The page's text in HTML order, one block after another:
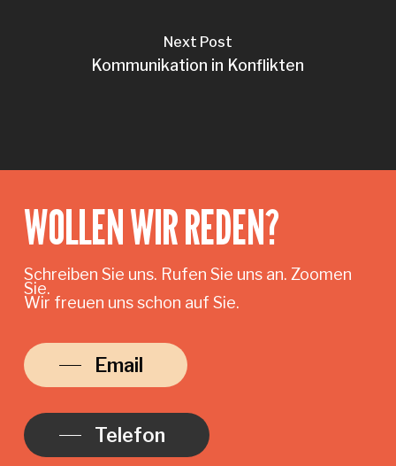
Next Post
Kommunikation in Konflikten
WOLLEN WIR REDEN?
Schreiben Sie uns. Rufen Sie uns an. Zoomen
Sie.
Wir freuen uns schon auf Sie.
Email
Telefon